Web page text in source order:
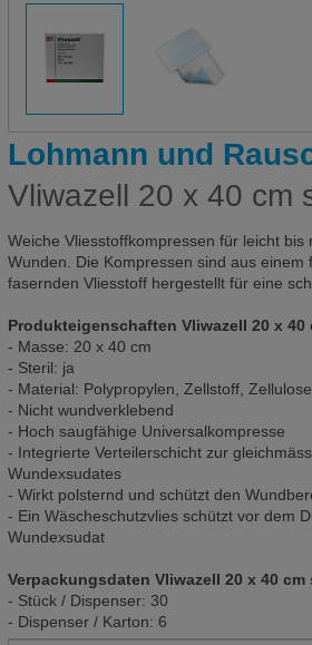
Lohmann und
Vliwazell 20 x 40 cm
Weiche Vliesstoffkompressen für leicht bis
Wunden. Die Kompressen sind aus einem
fasernden Vliesstoff hergestellt für eine
Produkteigenschaften Vliwazell 20 x 40
- Masse: 20 x 40 cm
- Steril: ja
- Material: Polypropylen, Zellstoff, Zellulose
- Nicht wundverklebend
- Hoch saugfähige Universalkompresse
- Integrierte Verteilerschicht zur
Wundexsudates
- Wirkt polsternd und schützt den
- Ein Wäscheschutzvlies schützt vor dem
Wundexsudat
Verpackungsdaten Vliwazell 20 x 40 cm
- Stück / Dispenser: 30
- Dispenser / Karton: 6